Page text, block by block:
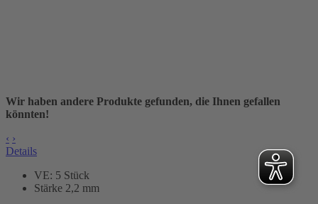
Wir haben andere Produkte gefunden, die Ihnen gefallen
könnten!
‹ ›
Details
VE: 5 Stück
Stärke 2,2 mm